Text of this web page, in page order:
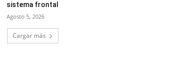
sistema frontal
Agosto 5, 2026
Cargar más